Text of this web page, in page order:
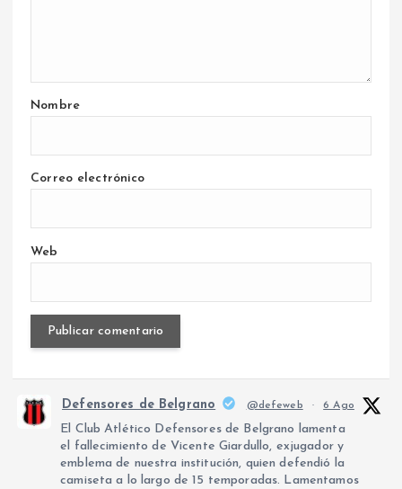
Nombre
Correo electrónico
Web
Defensores de Belgrano @defeweb · 6 Ago
El Club Atlético Defensores de Belgrano lamenta
el fallecimiento de Vicente Giardullo, exjugador y
emblema de nuestra institución, quien defendió la
camiseta a lo largo de 15 temporadas. Lamentamos